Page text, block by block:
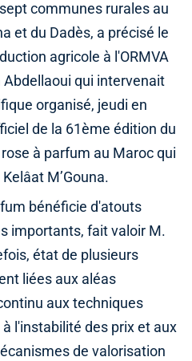
communes rurales au
et du Dadès, a précisé le
agricole à l'ORMVA
qui intervenait
organisé, jeudi en
de la 61ème édition du
à parfum au Maroc qui
M’Gouna.
bénéficie d'atouts
importants, fait valoir M.
état de plusieurs
liées aux aléas
aux techniques
l'instabilité des prix et aux
de valorisation